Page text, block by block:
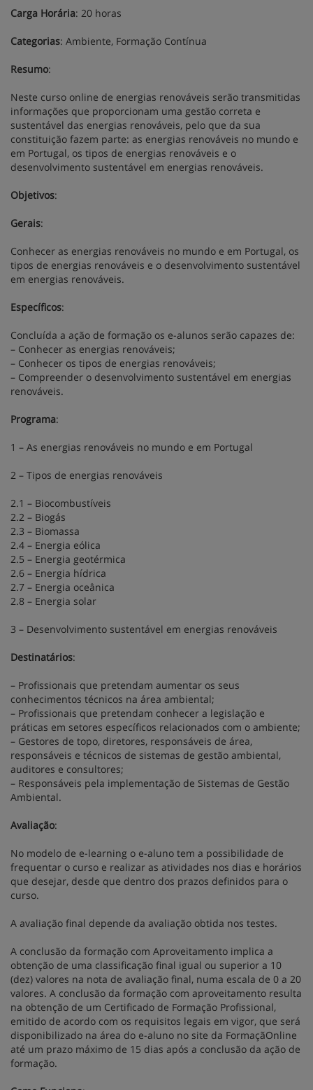
Carga Horária: 20 horas
Categorias: Ambiente, Formação Contínua
Resumo:
Neste curso online de energias renováveis serão transmitidas
informações que proporcionam uma gestão correta e
sustentável das energias renováveis, pelo que da sua
constituição fazem parte: as energias renováveis no mundo e
em Portugal, os tipos de energias renováveis e o
desenvolvimento sustentável em energias renováveis.
Objetivos:
Gerais:
Conhecer as energias renováveis no mundo e em Portugal, os
tipos de energias renováveis e o desenvolvimento sustentável
em energias renováveis.
Específicos:
Concluída a ação de formação os e-alunos serão capazes de:
– Conhecer as energias renováveis;
– Conhecer os tipos de energias renováveis;
– Compreender o desenvolvimento sustentável em energias
renováveis.
Programa:
1 – As energias renováveis no mundo e em Portugal
2 – Tipos de energias renováveis
2.1 – Biocombustíveis
2.2 – Biogás
2.3 – Biomassa
2.4 – Energia eólica
2.5 – Energia geotérmica
2.6 – Energia hídrica
2.7 – Energia oceânica
2.8 – Energia solar
3 – Desenvolvimento sustentável em energias renováveis
Destinatários:
– Profissionais que pretendam aumentar os seus
conhecimentos técnicos na área ambiental;
– Profissionais que pretendam conhecer a legislação e
práticas em setores específicos relacionados com o ambiente;
– Gestores de topo, diretores, responsáveis de área,
responsáveis e técnicos de sistemas de gestão ambiental,
auditores e consultores;
– Responsáveis pela implementação de Sistemas de Gestão
Ambiental.
Avaliação:
No modelo de e-learning o e-aluno tem a possibilidade de
frequentar o curso e realizar as atividades nos dias e horários
que desejar, desde que dentro dos prazos definidos para o
curso.
A avaliação final depende da avaliação obtida nos testes.
A conclusão da formação com Aproveitamento implica a
obtenção de uma classificação final igual ou superior a 10
(dez) valores na nota de avaliação final, numa escala de 0 a 20
valores. A conclusão da formação com aproveitamento resulta
na obtenção de um Certificado de Formação Profissional,
emitido de acordo com os requisitos legais em vigor, que será
disponibilizado na área do e-aluno no site da FormaçãOnline
até um prazo máximo de 15 dias após a conclusão da ação de
formação.